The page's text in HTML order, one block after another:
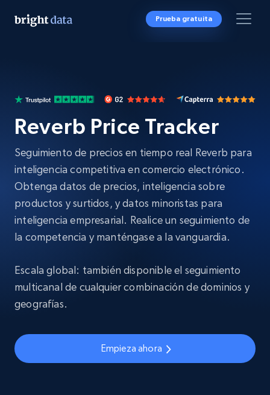
Prueba gratuita
Reverb Price Tracker
Seguimiento de precios en tiempo real Reverb para
inteligencia competitiva en comercio electrónico.
Obtenga datos de precios, inteligencia sobre
productos y surtidos, y datos minoristas para
inteligencia empresarial. Realice un seguimiento de
la competencia y manténgase a la vanguardia.
Escala global: también disponible el seguimiento
multicanal de cualquier combinación de dominios y
geografías.
Empieza ahora